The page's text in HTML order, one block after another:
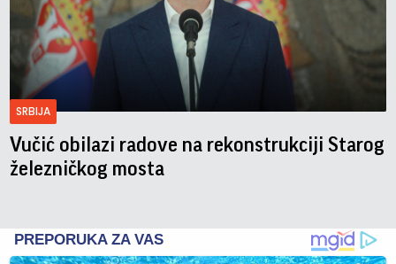
SRBIJA
Vučić obilazi radove na rekonstrukciji Starog
železničkog mosta